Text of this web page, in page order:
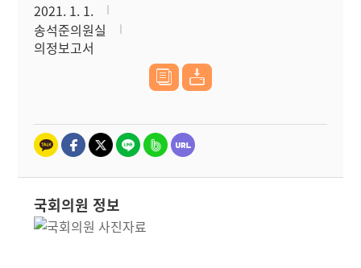
2021. 1. 1.
송석준의원실
의정보고서
국회의원 정보